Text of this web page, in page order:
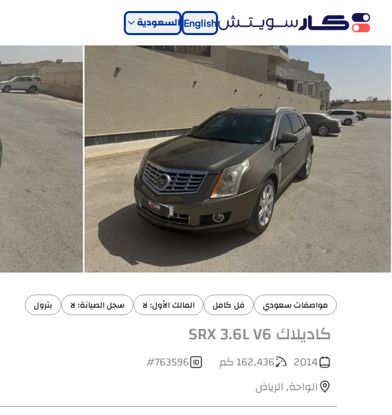
English السعودية
مواصفات سعودي فل كامل المالك الأول: لا سجل الصيانة: لا بترول
كاديلاك SRX 3.6L V6
2014
162,436كم #763596
الواحة, الرياض